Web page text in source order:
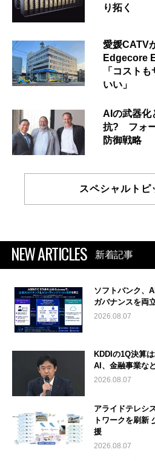
り拓く
愛媛CATV
Edgecore
「コスト
いい」
AIの武器化
抗? フォー
防御戦略
スペシャルトピ
NEW ARTICLES 新着記事
ソフトバンク、
ガバナンスを両
2026.08.07
KDDIの1Q決算
AI、金融事業な
2026.08.07
アライドテレシ
トワークを刷新
援
2026.08.07